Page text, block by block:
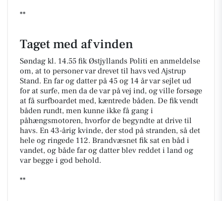
**
Taget med af vinden
Søndag kl. 14.55 fik Østjyllands Politi en anmeldelse
om, at to personer var drevet til havs ved Ajstrup
Stand. En far og datter på 45 og 14 år var sejlet ud
for at surfe, men da de var på vej ind, og ville forsøge
at få surfboardet med, kæntrede båden. De fik vendt
båden rundt, men kunne ikke få gang i
påhængsmotoren, hvorfor de begyndte at drive til
havs. En 43-årig kvinde, der stod på stranden, så det
hele og ringede 112. Brandvæsnet fik sat en båd i
vandet, og både far og datter blev reddet i land og
var begge i god behold.
**